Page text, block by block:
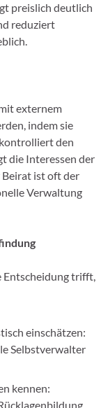
preislich deutlich
reduziert
externem
indem sie
den
die Interessen der
Beirat ist oft der
Verwaltung
Entscheidung trifft,
einschätzen:
Selbstverwalter
kennen: